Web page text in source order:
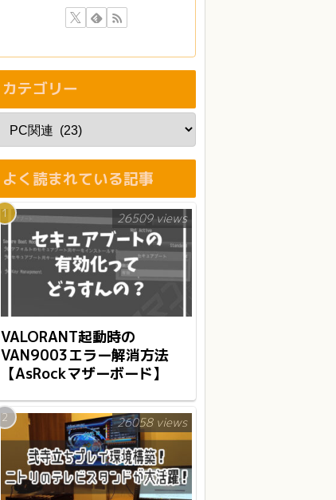
カテゴリー
よく読まれている記事
VALORANT起動時の
VAN9003エラー解消方法
【AsRockマザーボード】
26509 views
26058 views